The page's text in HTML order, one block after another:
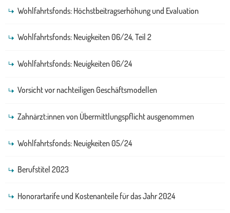
Wohlfahrtsfonds: Höchstbeitragserhöhung und Evaluation
Wohlfahrtsfonds: Neuigkeiten 06/24, Teil 2
Wohlfahrtsfonds: Neuigkeiten 06/24
Vorsicht vor nachteiligen Geschäftsmodellen
Zahnärzt:innen von Übermittlungspflicht ausgenommen
Wohlfahrtsfonds: Neuigkeiten 05/24
Berufstitel 2023
Honorartarife und Kostenanteile für das Jahr 2024